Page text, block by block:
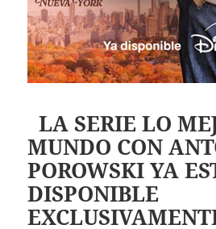
LA SERIE LO
MUNDO CON
POROWSKI YA
DISPONIBLE